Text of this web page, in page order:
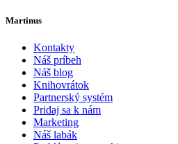
Martinus
Kontakty
Náš príbeh
Náš blog
Knihovrátok
Partnerský systém
Pridaj sa k nám
Marketing
Náš labák